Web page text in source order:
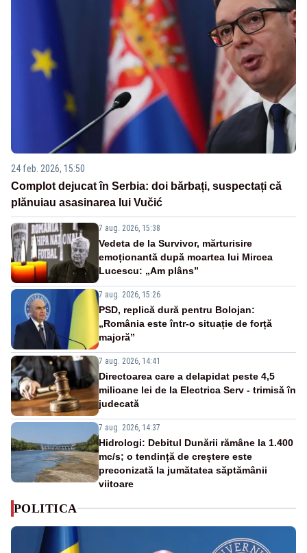
24 feb. 2026, 15:50
Complot dejucat în Serbia: doi bărbați, suspectați că
plănuiau asasinarea lui Vučić
7 aug. 2026, 15:38
Vedeta de la Survivor, mărturisire
emoționantă după moartea lui Mircea
Lucescu: „Am plâns”
7 aug. 2026, 15:26
PSD, replică dură pentru Bolojan:
„România este într-o situație de forță
majoră”
7 aug. 2026, 14:41
Directoarea care a delapidat peste 4,5
milioane lei de la Electrica Serv - trimisă în
judecată
7 aug. 2026, 14:37
Hidrologi: Debitul Dunării rămâne la 1.400
mc/s; o tendință de creștere este
preconizată la jumătatea săptămânii
viitoare
POLITICA